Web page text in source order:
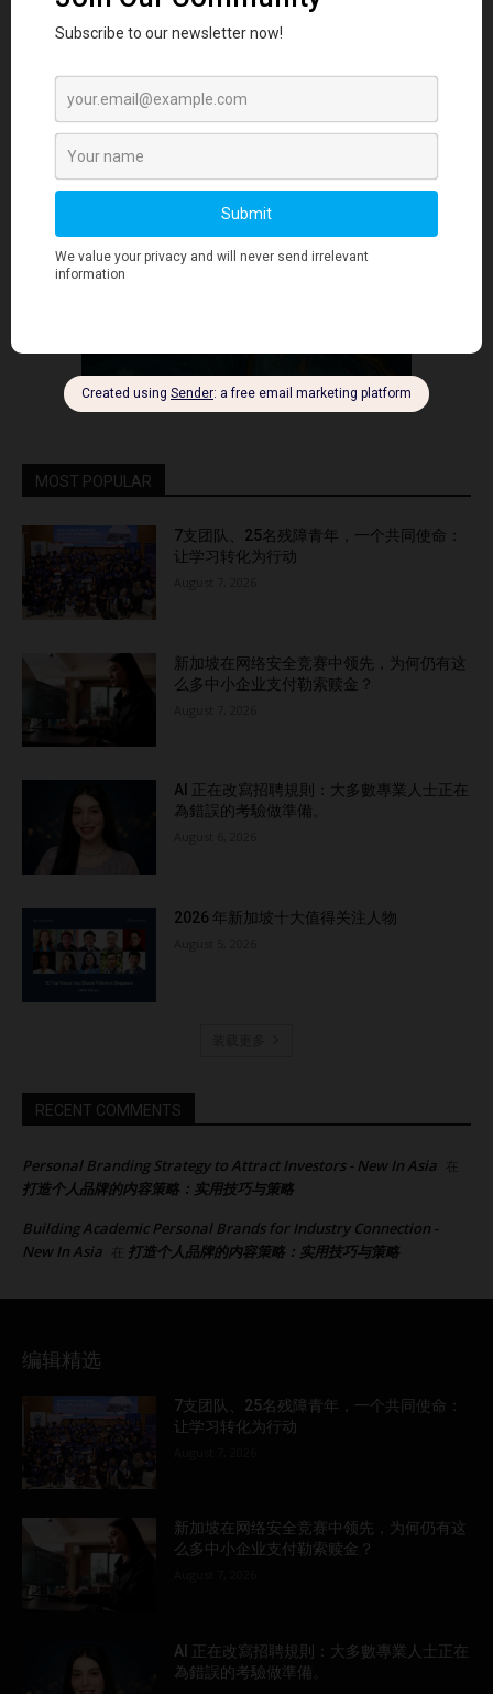
- Advertisment -
MOST POPULAR
7支团队、25名残障青年，一个共同使命：
让学习转化为行动
新加坡在网络安全竞赛中领先，为何仍有这
么多中小企业支付勒索赎金？
AI 正在改寫招聘規則：大多數專業人士正在
為錯誤的考驗做準備。
2026 年新加坡十大值得关注人物
RECENT COMMENTS
Personal Branding Strategy to Attract Investors - New In Asia 在
打造个人品牌的内容策略：实用技巧与策略
Building Academic Personal Brands for Industry Connection -
New In Asia
在 打造个人品牌的内容策略：实用技巧与策略
编辑精选
7支团队、25名残障青年，一个共同使命：
让学习转化为行动
新加坡在网络安全竞赛中领先，为何仍有这
么多中小企业支付勒索赎金？
AI 正在改寫招聘規則：大多數專業人士正在
為錯誤的考驗做準備。